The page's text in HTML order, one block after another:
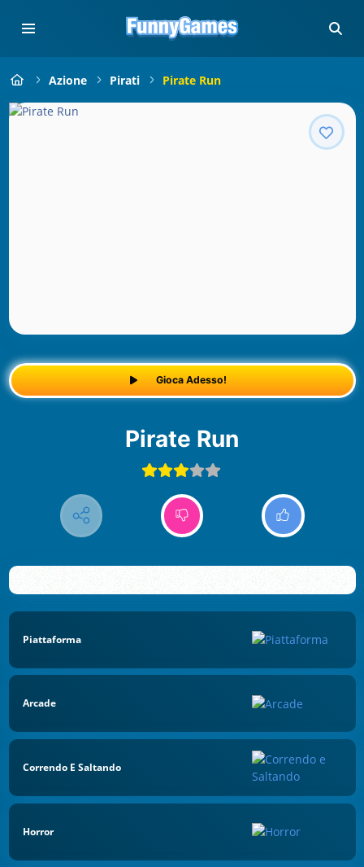
Azione Pirati Pirate Run
Gioca Adesso!
Pirate Run
Piattaforma
Arcade
Correndo E Saltando
Horror